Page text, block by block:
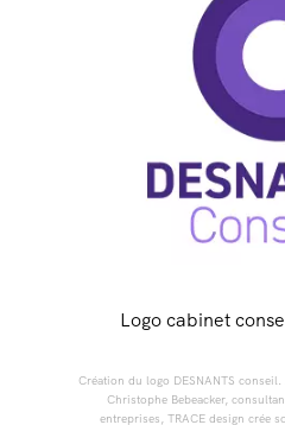
Logo cabinet
Création du logo DESNANTS
Christophe Bebeacker,
entreprises, TRACE design crée